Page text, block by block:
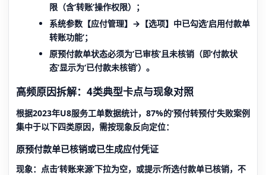
限（含‘转账’操作权限）；
系统参数【应付管理】→【选项】中已勾选‘启用付款单
转账功能’；
原预付款单状态必须为‘已审核’且未核销（即‘付款状
态’显示为‘已付款未核销’）。
高频原因拆解：4类典型卡点与现象对照
根据2023年U8服务工单数据统计，87%的‘预付转预付’失败案例
集中于以下四类原因，需按现象反向定位：
原预付款单已核销或已生成应付凭证
现象：点击‘转账来源’下拉为空，或提示‘所选付款单已核销，不